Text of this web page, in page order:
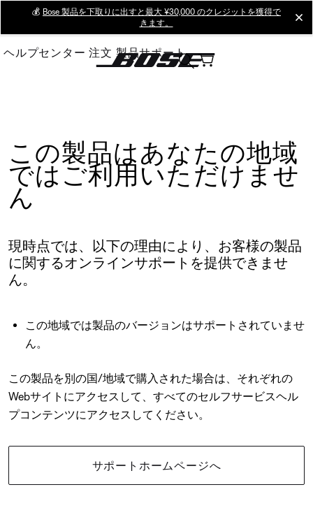
Main
💰 Bose 製品を下取りに出すと最大 ¥30,000 のクレジットを獲得で
きます。
ヘルプセンター 注文 製品サポート
この製品はあなたの地域
ではご利用いただけませ
ん
現時点では、以下の理由により、お客様の製品
に関するオンラインサポートを提供できませ
ん。
この地域では製品のバージョンはサポートされていませ
ん。
この製品を別の国/地域で購入された場合は、それぞれの
Webサイトにアクセスして、すべてのセルフサービスヘル
プコンテンツにアクセスしてください。
サポートホームページへ